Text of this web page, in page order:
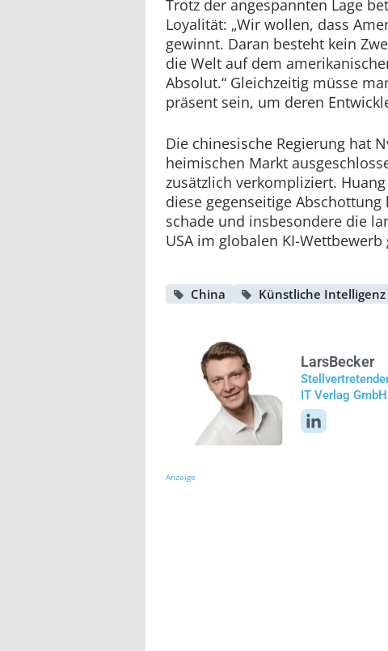
Trotz der angespannten Lage
Loyalität: „Wir wollen, dass
gewinnt. Daran besteht kein
die Welt auf dem
Absolut.“ Gleichzeitig müsse
präsent sein, um deren
Die chinesische Regierung hat
heimischen Markt
zusätzlich verkompliziert.
diese gegenseitige
schade und insbesondere die
USA im globalen KI-Wettbewerb
China Künstliche Intelligenz
LarsBecker
IT Verlag GmbH
Anzeige